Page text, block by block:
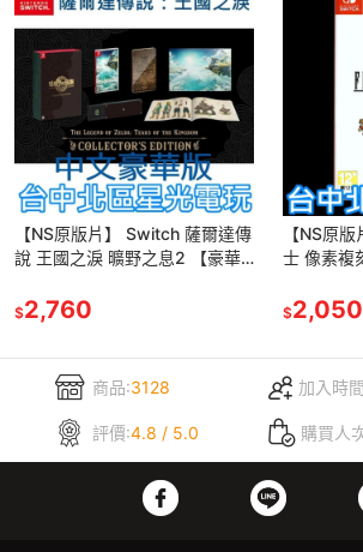
【NS原版片】 Switch 薩爾達傳
說 王國之淚 曠野之息2 【豪華
光】
$2,760
【NS原
士 像素複
玩】
$2,050
商品:3128 加入時
評價:4.8 / 5.0 購買人